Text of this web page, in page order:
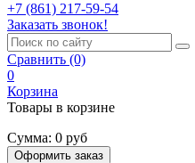
+7 (861) 217-59-54
Заказать звонок!
Сравнить (0)
0
Корзина
Товары в корзине
Сумма: 0 руб
Оформить заказ